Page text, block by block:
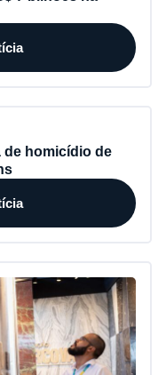
de homicídio de